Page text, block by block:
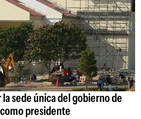
sede única del gobierno de
presidente